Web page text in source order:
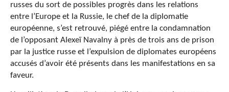
russes du sort de possibles progrès dans les relations
entre l’Europe et la Russie, le chef de la diplomatie
européenne, s’est retrouvé, piégé entre la condamnation
de l’opposant Alexeï Navalny à près de trois ans de prison
par la justice russe et l’expulsion de diplomates européens
accusés d’avoir été présents dans les manifestations en sa
faveur.